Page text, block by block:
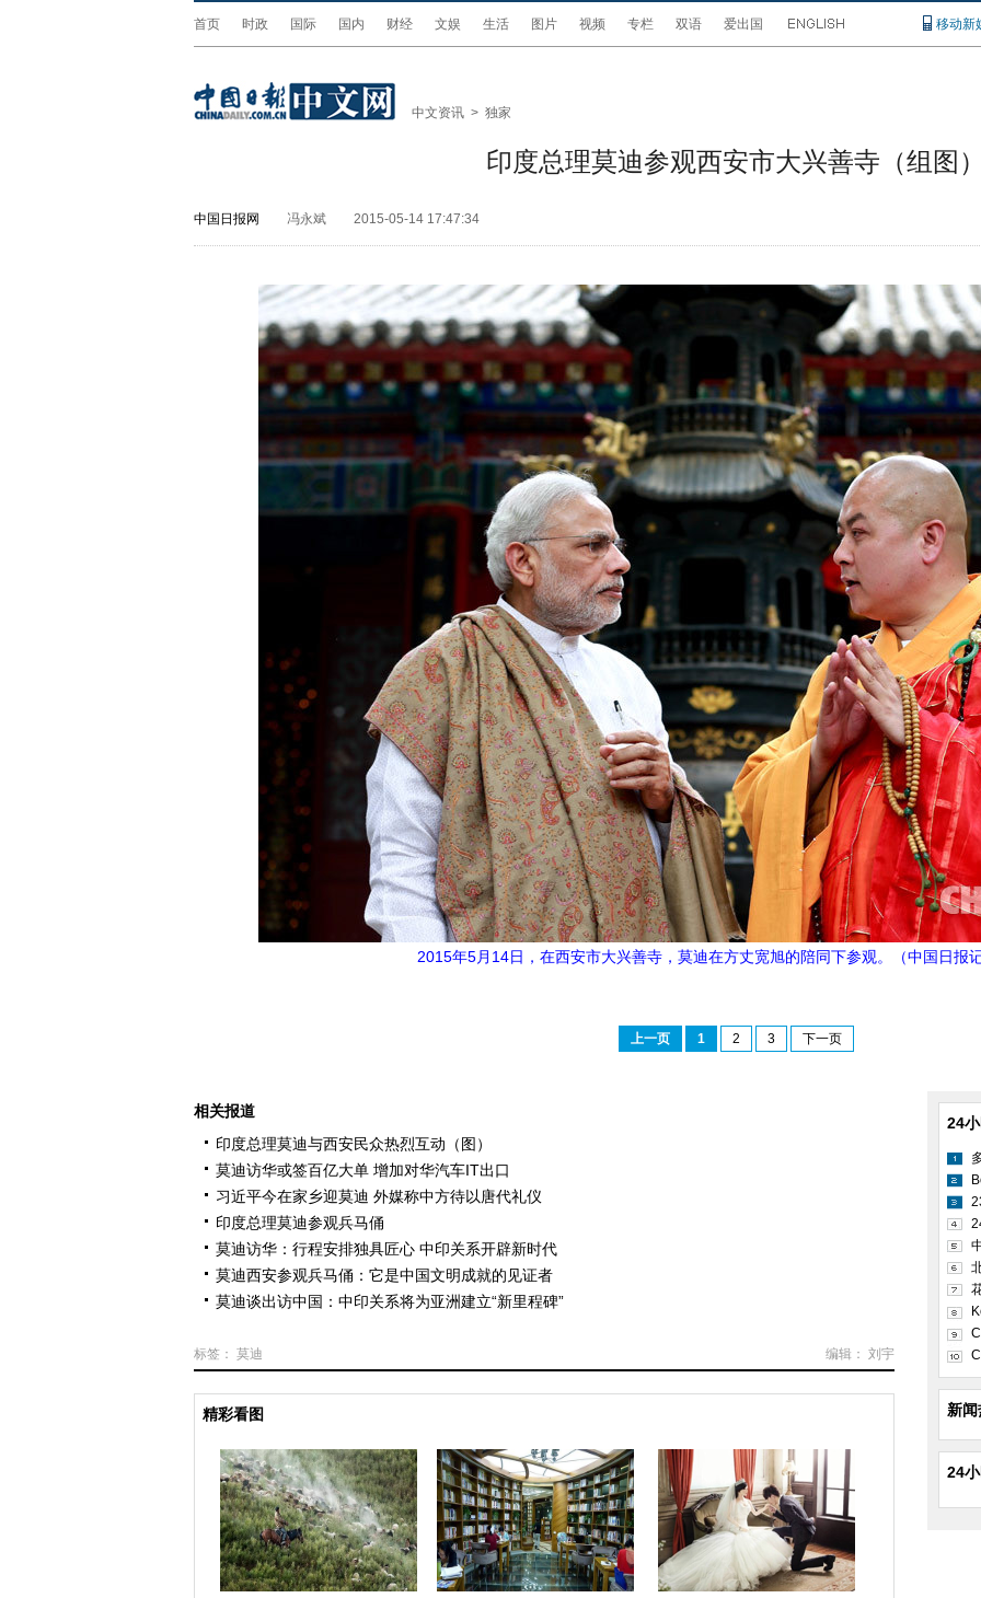
首页 时政 国际 国内 财经 文娱 生活 图片 视频 专栏 双语 爱出国 移动新
中文资讯 > 独家
印度总理莫迪参观西安市大兴善寺（组图）
中国日报网 冯永斌 2015-05-14 17:47:34
2015年5月14日，在西安市大兴善寺，莫迪在方丈宽旭的陪同下参观。（中国日报
上一页 1 2 3 下一页
相关报道
印度总理莫迪与西安民众热烈互动（图）
莫迪访华或签百亿大单 增加对华汽车IT出口
习近平今在家乡迎莫迪 外媒称中方待以唐代礼仪
印度总理莫迪参观兵马俑
莫迪访华：行程安排独具匠心 中印关系开辟新时代
莫迪西安参观兵马俑：它是中国文明成就的见证者
莫迪谈出访中国：中印关系将为亚洲建立“新里程碑”
编辑： 刘宇
标签： 莫迪
精彩看图
24
新
24